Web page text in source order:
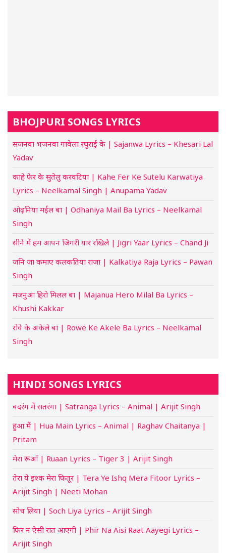
BHOJPURI SONGS LYRICS
सजनवा भजनवा गावेला रघुराई के | Sajanwa Lyrics – Khesari Lal
Yadav
काहे फेर के सुतेलु करवटिया | Kahe Fer Ke Sutelu Karwatiya
Lyrics – Neelkamal Singh | Anupama Yadav
ओढ़निया मईल बा | Odhaniya Mail Ba Lyrics – Neelkamal
Singh
सीने में हम आपन जिगरी यार रखिले | Jigri Yaar Lyrics – Chand Ji
जनि जा कमाए कलकतिया राजा | Kalkatiya Raja Lyrics – Pawan
Singh
मजनुआ हिरो मिलल बा | Majanua Hero Milal Ba Lyrics –
Khushi Kakkar
रोवे के अकेले बा | Rowe Ke Akele Ba Lyrics – Neelkamal
Singh
HINDI SONGS LYRICS
बदरंग में सतरंगा | Satranga Lyrics – Animal | Arijit Singh
हुआ मैं | Hua Main Lyrics – Animal | Raghav Chaitanya |
Pritam
मेरा रूआँ | Ruaan Lyrics – Tiger 3 | Arijit Singh
तेरा ये इश्क मेरा फितूर | Tera Ye Ishq Mera Fitoor Lyrics –
Arijit Singh | Neeti Mohan
सोच लिया | Soch Liya Lyrics – Arijit Singh
फिर न ऐसी रात आएगी | Phir Na Aisi Raat Aayegi Lyrics –
Arijit Singh